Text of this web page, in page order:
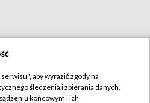
aby wyrazić zgody na
śledzenia i zbierania danych,
końcowym i ich